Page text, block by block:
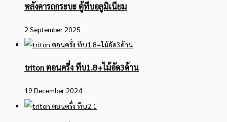
หลังคารถกระบะ ตู้ทึบอลูมิเนียม
2 September 2025
triton ตอนครึ่ง ทึบ1.8+ไม้อัด3ด้าน
19 December 2024